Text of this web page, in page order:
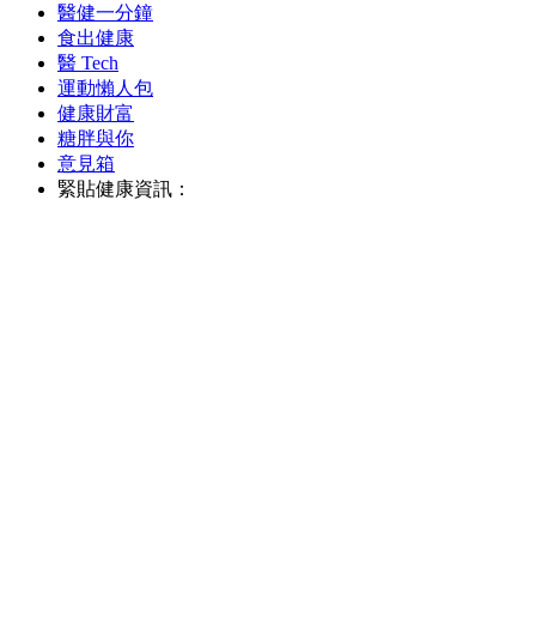
醫健一分鐘
食出健康
醫 Tech
運動懶人包
健康財富
糖胖與你
意見箱
緊貼健康資訊：